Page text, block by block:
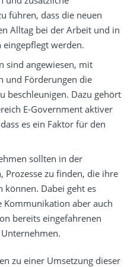
führen, dass die neuen
Alltag bei der Arbeit und in
eingepflegt werden.
sind angewiesen, mit
und Förderungen die
beschleunigen. Dazu gehört
E-Government aktiver
es ein Faktor für den
sollten in der
Prozesse zu finden, die ihre
können. Dabei geht es
Kommunikation aber auch
bereits eingefahrenen
zu einer Umsetzung dieser